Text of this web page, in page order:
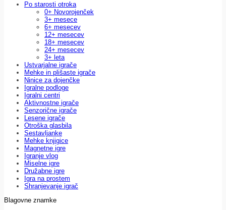
Po starosti otroka
0+ Novorojenček
3+ mesece
6+ mesecev
12+ mesecev
18+ mesecev
24+ mesecev
3+ leta
Ustvarjalne igrače
Mehke in plišaste igrače
Ninice za dojenčke
Igralne podloge
Igralni centri
Aktivnostne igrače
Senzorične igrače
Lesene igrače
Otroška glasbila
Sestavljanke
Mehke knjigice
Magnetne igre
Igranje vlog
Miselne igre
Družabne igre
Igra na prostem
Shranjevanje igrač
Blagovne znamke